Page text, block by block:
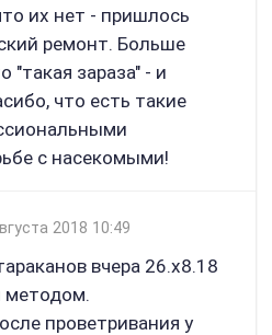
их нет - пришлось
ремонт. Больше
"такая зараза" - и
что есть такие
с насекомыми!
2018 10:49
вчера 26.х8.18
проветривания у